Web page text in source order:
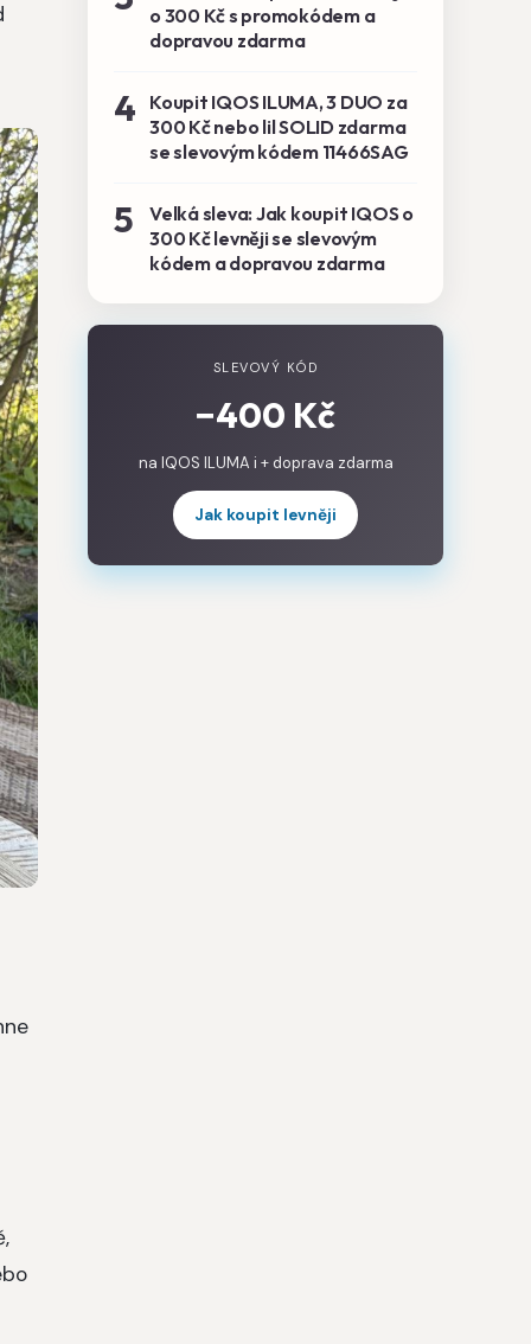
o 300 Kč s promokódem a
dopravou zdarma
4
Koupit IQOS ILUMA, 3 DUO za
300 Kč nebo lil SOLID zdarma
se slevovým kódem 11466SAG
5
Velká sleva: Jak koupit IQOS o
300 Kč levněji se slevovým
kódem a dopravou zdarma
SLEVOVÝ KÓD
−400 Kč
na IQOS ILUMA i + doprava zdarma
Jak koupit levněji